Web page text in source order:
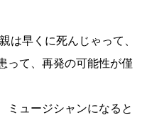
は早くに死んじゃって、
って、再発の可能性が僅
ミュージシャンになると